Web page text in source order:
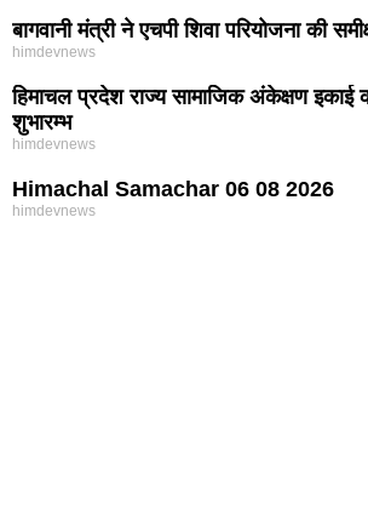
बागवानी मंत्री ने एचपी शिवा परियोजना की
himdevnews
हिमाचल प्रदेश राज्य सामाजिक अंकेक्षण इकाई
शुभारम्भ
himdevnews
Himachal Samachar 06 08 2026
himdevnews